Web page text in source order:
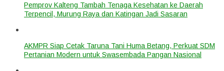
Pemprov Kalteng Tambah Tenaga Kesehatan ke Daerah
Terpencil, Murung Raya dan Katingan Jadi Sasaran
AKMPR Siap Cetak Taruna Tani Huma Betang, Perkuat SDM
Pertanian Modern untuk Swasembada Pangan Nasional